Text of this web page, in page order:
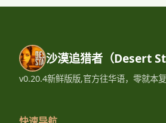
沙漠追猎者（Desert
v0.20.4新鲜版版,官方往华语，零就本